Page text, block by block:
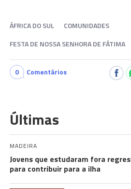
ÁFRICA DO SUL
COMUNIDADES
FESTA DE NOSSA SENHORA DE FÁTIMA
0 Comentários
Últimas
MADEIRA
Jovens que estudaram fora
para contribuir para a ilha